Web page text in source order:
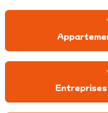
Entreprises